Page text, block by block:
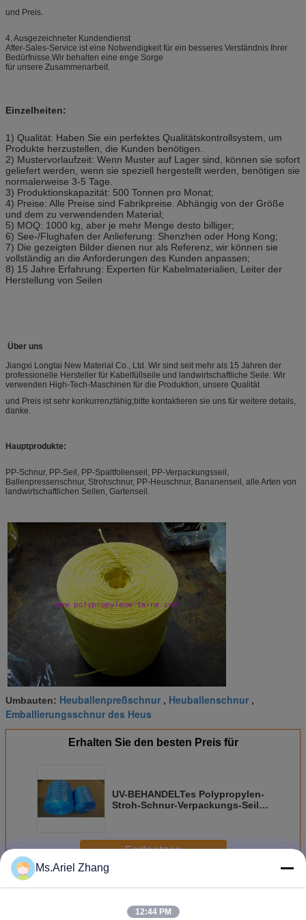
und Preis.
4. Ausgezeichneter Kundendienst
After-Sales-Service ist eine Notwendigkeit für ein besseres Verständnis Ihrer
Bedürfnisse.Wir behalten eine enge Sorge
für unsere Zusammenarbeit.
Einzelheiten:
1) Qualität: Haben Sie ein perfektes Qualitätskontrollsystem, um
Produkte herzustellen, die Kunden benötigen.
2) Mustervorlaufzeit: Wenn Muster auf Lager sind, können sie sofort
geliefert werden, wenn sie speziell hergestellt werden, benötigen sie
normalerweise 3-5 Tage.
3) Produktionskapazität: 500 Tonnen pro Monat;
4) Preise: Alle Preise sind Fabrikpreise. Abhängig von der Größe
und dem zu verwendenden Material;
5) MOQ: 1000 kg, aber je mehr Menge desto billiger;
6) See-/Flughafen der Anlieferung: Shenzhen oder Hong Kong;
7) Die gezeigten Bilder dienen nur als Referenz, wir können sie
vollständig an die Anforderungen des Kunden anpassen;
8) 15 Jahre Erfahrung: Experten für Kabelmaterialien, Leiter der
Herstellung von Seilen
Über uns
Jiangxi Longtai New Material Co., Ltd. Wir sind seit mehr als 15 Jahren der
professionelle Hersteller für Kabelfüllseile und landwirtschaftliche Seile. Wir
verwenden High-Tech-Maschinen für die Produktion, unsere Qualität
und Preis ist sehr konkurrenzfähig;bitte kontaktieren sie uns für weitere details,
danke.
Hauptprodukte:
PP-Schnur, PP-Seil, PP-Spaltfolienseil, PP-Verpackungsseil,
Ballenpressenschnur, Strohschnur, PP-Heuschnur, Bananenseil, alle Arten von
landwirtschaftlichen Seilen, Gartenseil.
Umbauten: Heuballenpreßschnur , Heuballenschnur ,
Emballierungsschnur des Heus
Erhalten Sie den besten Preis für
UV-BEHANDELTes Polypropylen-
Stroh-Schnur-Verpackungs-Seil
Fortsetzen
MehrPp.-Ballenpreßschnur
Ms.Ariel Zhang
12:44 PM